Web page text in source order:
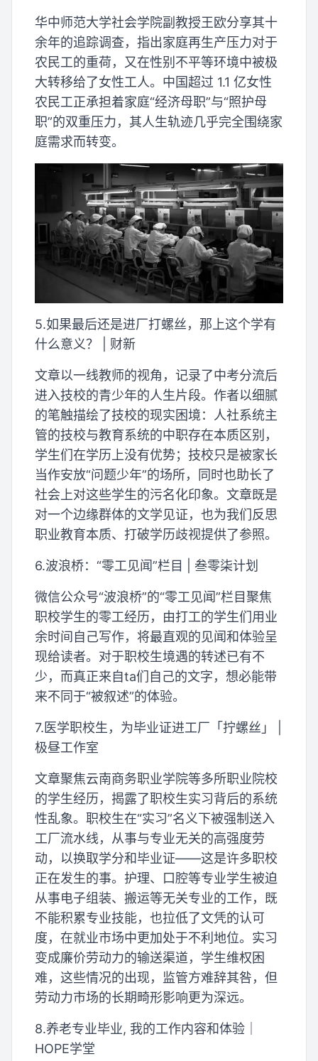
华中师范大学社会学院副教授王欧分享其十
余年的追踪调查，指出家庭再生产压力对于
农民工的重荷，又在性别不平等环境中被极
大转移给了女性工人。中国超过 1.1 亿女性
农民工正承担着家庭“经济母职”与“照护母
职”的双重压力，其人生轨迹几乎完全围绕家
庭需求而转变。
5.如果最后还是进厂打螺丝，那上这个学有
什么意义？ | 财新
文章以一线教师的视角，记录了中考分流后
进入技校的青少年的人生片段。作者以细腻
的笔触描绘了技校的现实困境：人社系统主
管的技校与教育系统的中职存在本质区别，
学生们在学历上没有优势；技校只是被家长
当作安放“问题少年”的场所，同时也助长了
社会上对这些学生的污名化印象。文章既是
对一个边缘群体的文学见证，也为我们反思
职业教育本质、打破学历歧视提供了参照。
6.波浪桥：“零工见闻”栏目 | 叁零柒计划
微信公众号“波浪桥”的“零工见闻”栏目聚焦
职校学生的零工经历，由打工的学生们用业
余时间自己写作，将最直观的见闻和体验呈
现给读者。对于职校生境遇的转述已有不
少，而真正来自ta们自己的文字，想必能带
来不同于“被叙述”的体验。
7.医学职校生，为毕业证进工厂「拧螺丝」 |
极昼工作室
文章聚焦云南商务职业学院等多所职业院校
的学生经历，揭露了职校生实习背后的系统
性乱象。职校生在“实习”名义下被强制送入
工厂流水线，从事与专业无关的高强度劳
动，以换取学分和毕业证——这是许多职校
正在发生的事。护理、口腔等专业学生被迫
从事电子组装、搬运等无关专业的工作，既
不能积累专业技能，也拉低了文凭的认可
度，在就业市场中更加处于不利地位。实习
变成廉价劳动力的输送渠道，学生维权困
难，这些情况的出现，监管方难辞其咎，但
劳动力市场的长期畸形影响更为深远。
8.养老专业毕业, 我的工作内容和体验｜
HOPE学堂